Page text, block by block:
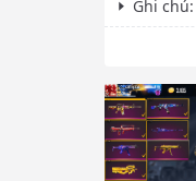
Ghi chú: